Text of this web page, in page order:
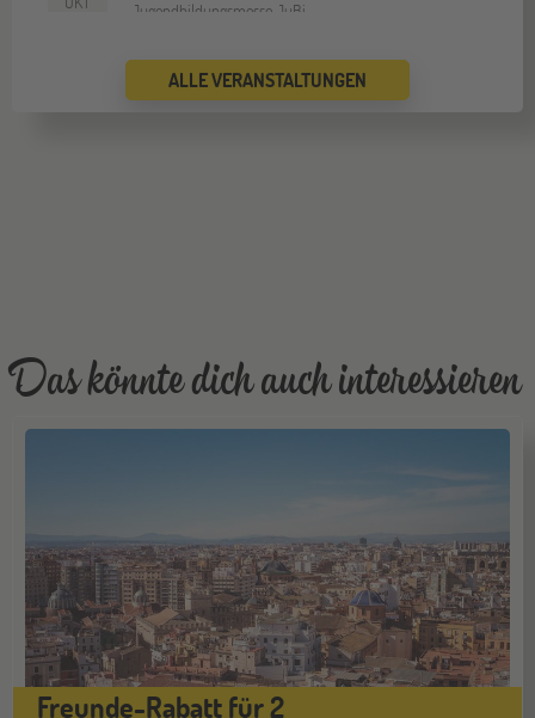
Jugendbildungsmesse JuBi
Wien
ALLE VERANSTALTUNGEN
Das könnte dich auch interessieren
Freunde-Rabatt für 2